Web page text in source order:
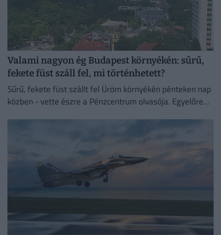
Valami nagyon ég Budapest környékén: sűrű,
fekete füst száll fel, mi történhetett?
Sűrű, fekete füst szállt fel Üröm környékén pénteken nap
közben - vette észre a Pénzcentrum olvasója. Egyelőre